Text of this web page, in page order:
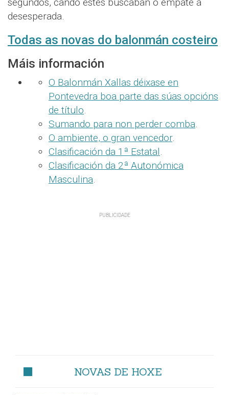
desesperada.
Todas as novas do balonmán costeiro
Máis información
O Balonmán Xallas déixase en
Pontevedra boa parte das súas opcións
de título.
Sumando para non perder comba.
O ambiente, o gran vencedor.
Clasificación da 1ª Estatal.
Clasificación da 2ª Autonómica
Masculina.
NOVAS DE HOXE